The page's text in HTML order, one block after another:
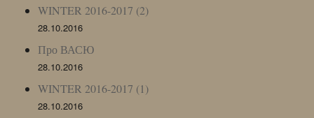
WINTER 2016-2017 (2)
28.10.2016
Про ВАСЮ
28.10.2016
WINTER 2016-2017 (1)
28.10.2016